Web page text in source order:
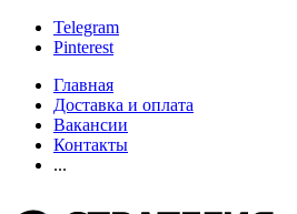
Telegram
Pinterest
Главная
Доставка и оплата
Вакансии
Контакты
...